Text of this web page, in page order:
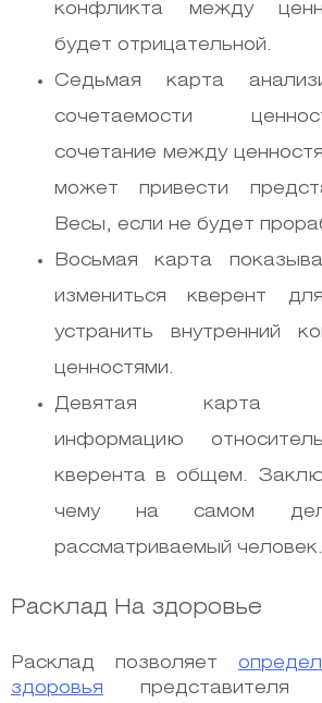
конфликта между
будет отрицательной.
Седьмая карта
сочетаемости
сочетание между
может привести
Весы, если не будет
Восьмая карта
измениться кверент
устранить внутренний
ценностями.
Девятая карта
информацию
кверента в общем.
чему на самом
рассматриваемый человек.
Расклад На здоровье
Расклад позволяет
здоровья представителя